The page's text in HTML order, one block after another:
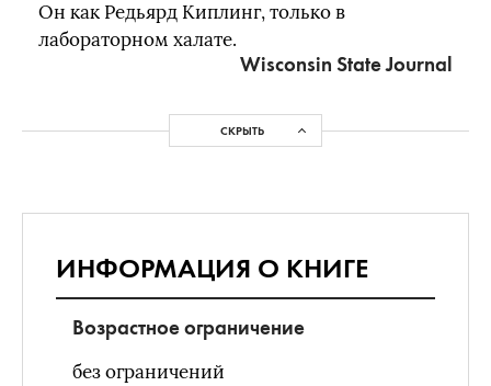
Он как Редьярд Киплинг, только в
лабораторном халате.
Wisconsin State Journal
СКРЫТЬ
ИНФОРМАЦИЯ О КНИГЕ
Возрастное ограничение
без ограничений